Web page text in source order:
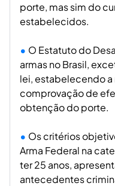
porte, mas sim do
estabelecidos.
O Estatuto do
armas no Brasil,
lei, estabelecendo
comprovação de
obtenção do porte.
Os critérios
Arma Federal na
ter 25 anos,
antecedentes